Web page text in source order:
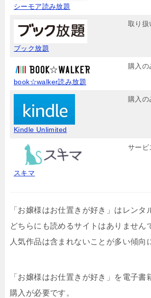
シーモア読み放題
ブック放題
取り扱
book☆walker読み放題
購入の
Kindle Unlimited
購入の
スキマ
サービ
「お嬢様はお仕置きが好き」はレンタ
どちらにも読めるサイトはありません
人気作品は含まれないことが多い傾向
「お嬢様はお仕置きが好き」を電子書
購入が必要です。